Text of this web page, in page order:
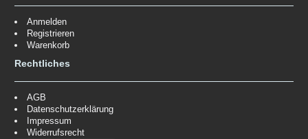
Anmelden
Registrieren
Warenkorb
Rechtliches
AGB
Datenschutzerklärung
Impressum
Widerrufsrecht